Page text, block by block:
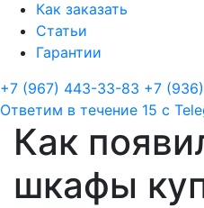
Как заказать
Статьи
Гарантии
+7 (967) 443-33-83 +7
Ответим в течение 15 с
Как
шкафы